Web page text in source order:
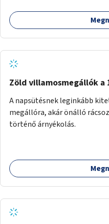
Zöld villamosmegállók a
A napsütésnek leginkább
megállóra, akár önálló
történő árnyékolás.